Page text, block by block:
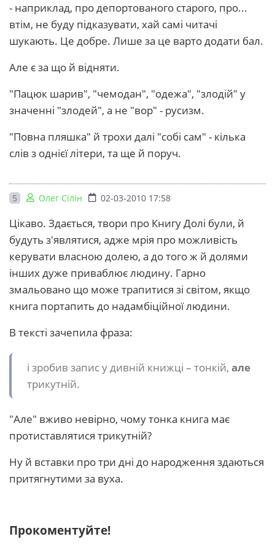
- наприклад, про депортованого старого, про...
втім, не буду підказувати, хай самі читачі
шукають. Це добре. Лише за це варто додати бал.
Але є за що й відняти.
"Пацюк шарив", "чемодан", "одежа", "злодій" у
значенні "злодей", а не "вор" - русизм.
"Повна пляшка" й трохи далі "собі сам" - кілька
слів з однієї літери, та ще й поруч.
5 Олег Сілін 02-03-2010 17:58
Цікаво. Здається, твори про Книгу Долі були, й
будуть з'являтися, адже мрія про можливість
керувати власною долею, а до того ж й долями
інших дуже приваблює людину. Гарно
змальовано що може трапитися зі світом, якщо
книга портапить до надамбіційної людини.
В тексті зачепила фраза:
і зробив запис у дивній книжці – тонкій, але
трикутній.
"Але" вживо невірно, чому тонка книга має
протиставлятися трикутній?
Ну й вставки про три дні до народження здаються
притягнутими за вуха.
Прокоментуйте!